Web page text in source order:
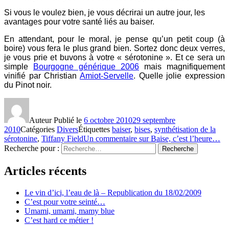
Si vous le voulez bien, je vous décrirai un autre jour, les
avantages pour votre santé liés au baiser.
En attendant, pour le moral, je pense qu’un petit coup (à
boire) vous fera le plus grand bien. Sortez donc deux verres,
je vous prie et buvons à votre « sérotonine ». Et ce sera un
simple
Bourgogne générique 2006 mais magnifiquement
vinifié par Christian Amiot-Servelle. Quelle jolie expression
du Pinot noir.
AuteurPublié le 6 octobre 201029 septembre
2010Catégories DiversÉtiquettes baiser, bises, synthétisation de la
sérotonine, Tiffany FieldUn commentaire sur Baise, c’est l’heure…
Recherche pour :
Recherche
Articles récents
Le vin d’ici, l’eau de là – Republication du 18/02/2009
C’est pour votre seinté…
Umami, umami, mamy blue
C’est hard ce métier !